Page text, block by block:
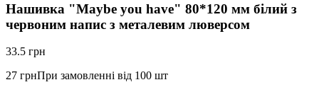
Нашивка "Maybe you have" 80*120 мм білий з
червоним напис з металевим люверсом
33.5 грн
27 грнПри замовленні від 100 шт